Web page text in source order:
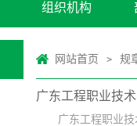
组织机构
网站首页 > 规
广东工程职业技
广东工程职业